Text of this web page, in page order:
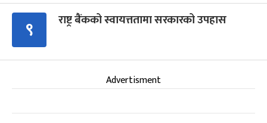
९ राष्ट्र बैंकको स्वायत्ततामा सरकारको उपहास
Advertisment